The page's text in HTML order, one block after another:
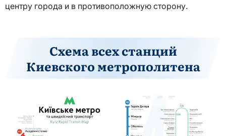
центру города и в противоположную сторону.
Схема всех станций
Киевского метрополитена